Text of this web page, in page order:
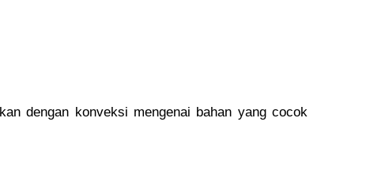
dengan konveksi mengenai bahan yang cocok